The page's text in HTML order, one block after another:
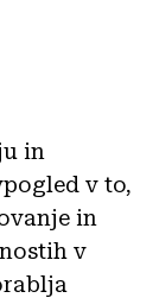
in
v to,
in
v